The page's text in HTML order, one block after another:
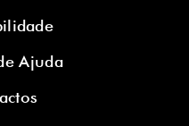
Ajuda